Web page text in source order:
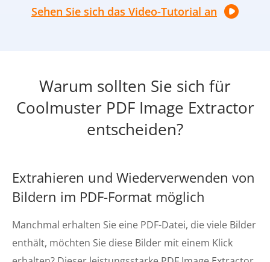
Sehen Sie sich das Video-Tutorial an
Warum sollten Sie sich für
Coolmuster PDF Image Extractor
entscheiden?
Extrahieren und Wiederverwenden von
Bildern im PDF-Format möglich
Manchmal erhalten Sie eine PDF-Datei, die viele Bilder
enthält, möchten Sie diese Bilder mit einem Klick